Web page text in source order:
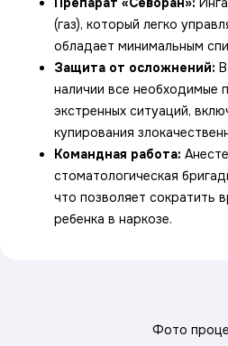
(газ), который легко
обладает минимальным
Защита от осложнений:
наличии все необходимые
экстренных ситуаций,
купирования
Командная работа:
стоматологическая
что позволяет сократить
ребенка в наркозе.
Фото